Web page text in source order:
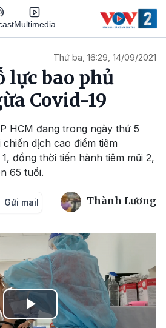
Multimedia
Thứ ba, 16:29, 14/09/2021
lực bao phủ
Covid-19
HCM đang trong ngày thứ 5
dịch cao điểm tiêm
đồng thời tiến hành tiêm mũi 2,
65 tuổi.
Gửi mail Thành Lương
Play